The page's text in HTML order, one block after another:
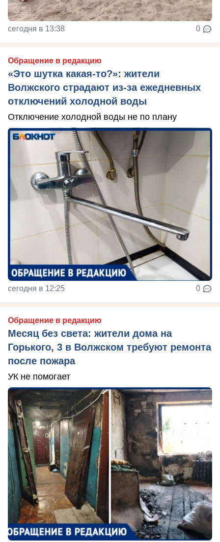
сегодня в 13:38 0
Обращение в редакцию
«Это шутка какая-то?»: жители
Волжского страдают из‑за ежедневных
отключений холодной воды
Отключение холодной воды не по плану
сегодня в 12:25 0
Обращение в редакцию
Месяц без света: жители дома на
Горького, 3 в Волжском требуют ремонта
после пожара
УК не помогает